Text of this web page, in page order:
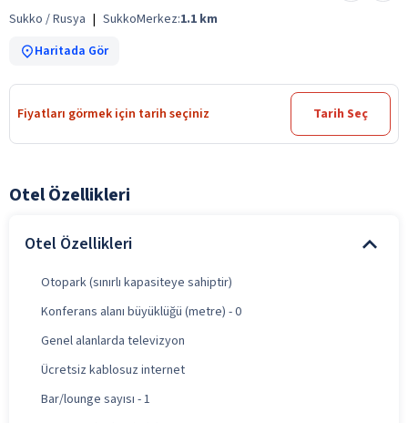
Sukko / Rusya | SukkoMerkez:1.1 km
Haritada Gör
Fiyatları görmek için tarih seçiniz Tarih Seç
Otel Özellikleri
Otel Özellikleri
Otopark (sınırlı kapasiteye sahiptir)
Konferans alanı büyüklüğü (metre) - 0
Genel alanlarda televizyon
Ücretsiz kablosuz internet
Bar/lounge sayısı - 1